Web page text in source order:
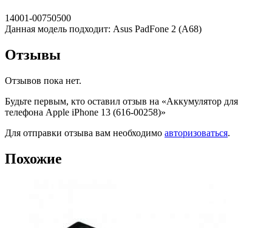
14001-00750500
Данная модель подходит: Asus PadFone 2 (A68)
Отзывы
Отзывов пока нет.
Будьте первым, кто оставил отзыв на «Аккумулятор для
телефона Apple iPhone 13 (616-00258)»
Для отправки отзыва вам необходимо авторизоваться.
Похожие